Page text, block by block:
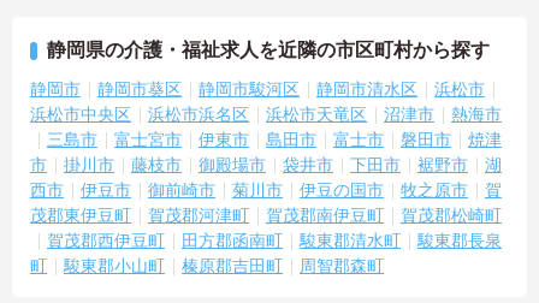
静岡県の介護・福祉求人を近隣の市区町村から探す
静岡市 静岡市葵区 静岡市駿河区 静岡市清水区
浜松市
浜松市中央区
浜松市浜名区 浜松市天竜区 沼津市
熱海市
三島市
富士宮市 伊東市 島田市 富士市 磐田市
焼津
市
掛川市 藤枝市 御殿場市 袋井市 下田市 裾野市
湖
西市
伊豆市 御前崎市 菊川市 伊豆の国市 牧之原市
賀
茂郡東伊豆町
賀茂郡河津町 賀茂郡南伊豆町
賀茂郡松崎町
賀茂郡西伊豆町
田方郡函南町 駿東郡清水町
駿東郡長泉
町
駿東郡小山町 榛原郡吉田町 周智郡森町